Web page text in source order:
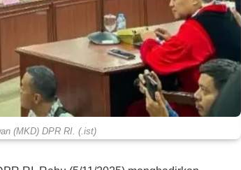
(MKD) DPR RI. (.ist)